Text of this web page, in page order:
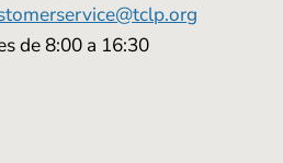
de 8:00 a 16:30